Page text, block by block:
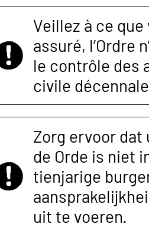
Veillez à ce
assuré, l’Ordre
le contrôle des
civile
Zorg ervoor
de Orde is niet
tienjarige
uit te voeren.